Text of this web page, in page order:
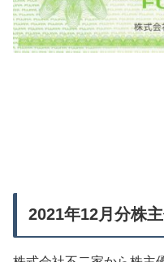
2021年12月分株